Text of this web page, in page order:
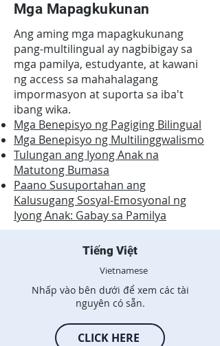
Mga Mapagkukunan
Ang aming mga mapagkukunang
pang-multilingual ay nagbibigay sa
mga pamilya, estudyante, at kawani
ng access sa mahahalagang
impormasyon at suporta sa iba't
ibang wika.
Mga Benepisyo ng Pagiging Bilingual
Mga Benepisyo ng Multilinggwalismo
Tulungan ang Iyong Anak na
Matutong Bumasa
Paano Susuportahan ang
Kalusugang Sosyal-Emosyonal ng
Iyong Anak: Gabay sa Pamilya
Tiếng Việt
Vietnamese
Nhấp vào bên dưới để xem các tài
nguyên có sẵn.
CLICK HERE